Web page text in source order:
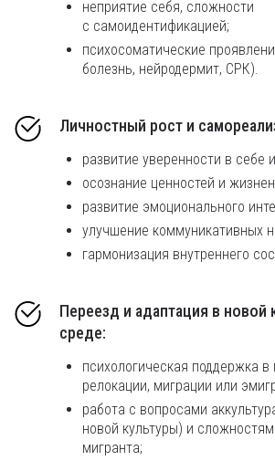
неприятие себя, сложности
с самоидентификацией;
психосоматические
болезнь, нейродермит, СРК).
Личностный рост и
развитие уверенности в себе
осознание ценностей и
развитие эмоционального
улучшение коммуникативных
гармонизация внутреннего
Переезд и адаптация в новой
среде:
психологическая поддержка в
релокации, миграции или
работа с вопросами
новой культуры) и
мигранта;